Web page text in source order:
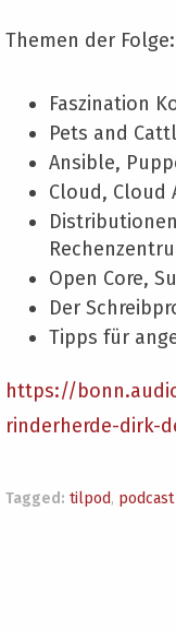
Themen der Folge:
Faszination
Pets and
Ansible,
Cloud, Cloud
Open Core,
Der
Tipps für
https://
rinderherde-dirk-
Tagged: tilpod, podcast